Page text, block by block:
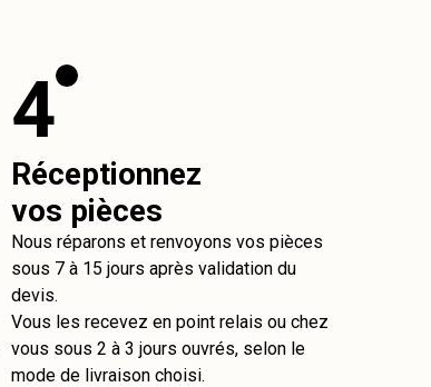
4
Réceptionnez
vos pièces
Nous réparons et renvoyons vos pièces
sous 7 à 15 jours après validation du
devis.
Vous les recevez en point relais ou chez
vous sous 2 à 3 jours ouvrés, selon le
mode de livraison choisi.